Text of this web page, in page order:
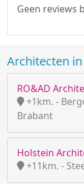
Geen reviews
Architecten
RO&AD
+1km. -
Brabant
Holstein
+11km. -